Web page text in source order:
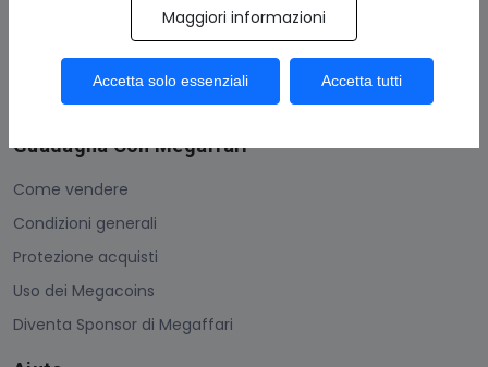
Maggiori informazioni
Accetta solo essenziali Accetta tutti
Informativa sulla privacy
Come gestiamo i cookie
Contattaci
Guadagna Con Megaffari
Come vendere
Condizioni generali
Protezione acquisti
Uso dei Megacoins
Diventa Sponsor di Megaffari